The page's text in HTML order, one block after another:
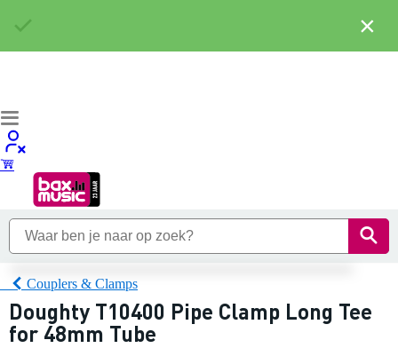
Couplers & Clamps
Doughty T10400 Pipe Clamp Long Tee
for 48mm Tube
×